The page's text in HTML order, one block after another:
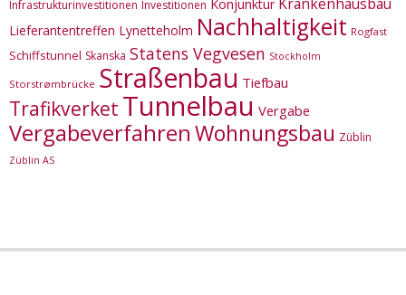
Infrastrukturinvestitionen Investitionen Konjunktur
Lieferantentreffen Lynetteholm Nachhaltigkeit Rogfast
Schiffstunnel Skanska Statens Vegvesen Stockholm
Storstrømbrücke Straßenbau Tiefbau
Trafikverket Tunnelbau Vergabe
VergabeverfahrenWohnungsbau Züblin
Züblin AS